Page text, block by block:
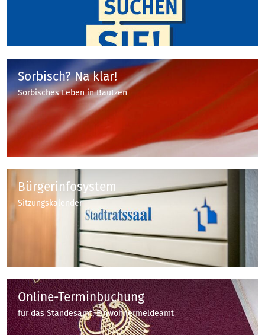
Sorbisch? Na klar!
Sorbisches Leben in Bautzen
Bürgerinfosystem
Sitzungskalender
Online-Terminbuchung
für das Standesamt, Einwohnermeldeamt